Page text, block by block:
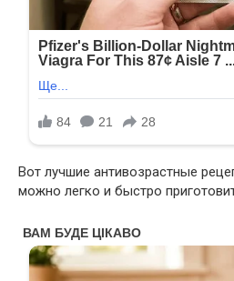
Вот лучшие антивозрастные
можно легко и быстро